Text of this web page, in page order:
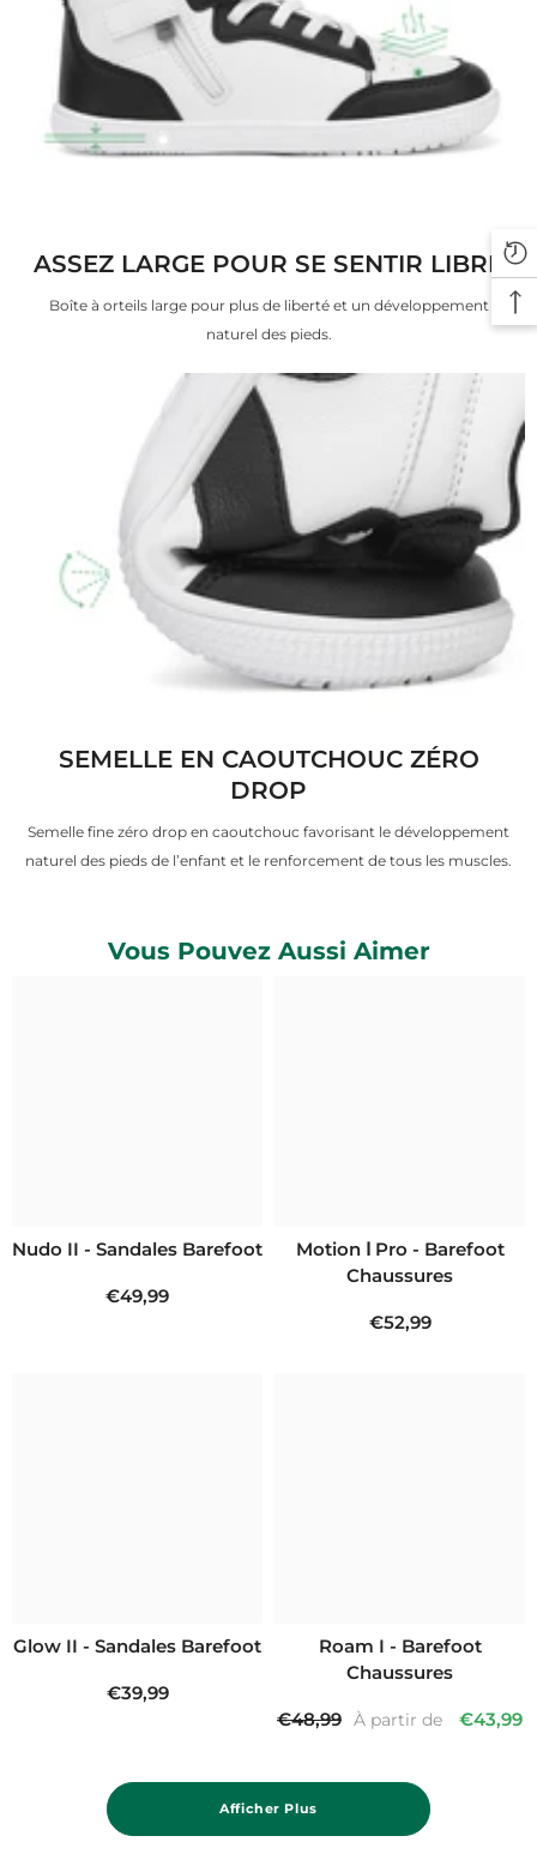
ASSEZ LARGE POUR SE SENTIR LIBRE
Boîte à orteils large pour plus de liberté et un développement
naturel des pieds.
SEMELLE EN CAOUTCHOUC ZÉRO
DROP
Semelle fine zéro drop en caoutchouc favorisant le développement
naturel des pieds de l’enfant et le renforcement de tous les muscles.
Vous Pouvez Aussi Aimer
Nudo II - Sandales Barefoot
€49,99
Motion Ⅰ Pro - Barefoot
Chaussures
€52,99
Glow II - Sandales Barefoot
€39,99
Roam I - Barefoot
Chaussures
€48,99 À partir de €43,99
Afficher Plus